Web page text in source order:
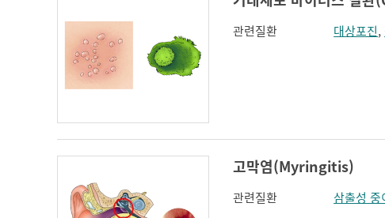
관련질환 대상포진,
고막염(Myringitis)
관련질환 삼출성 중